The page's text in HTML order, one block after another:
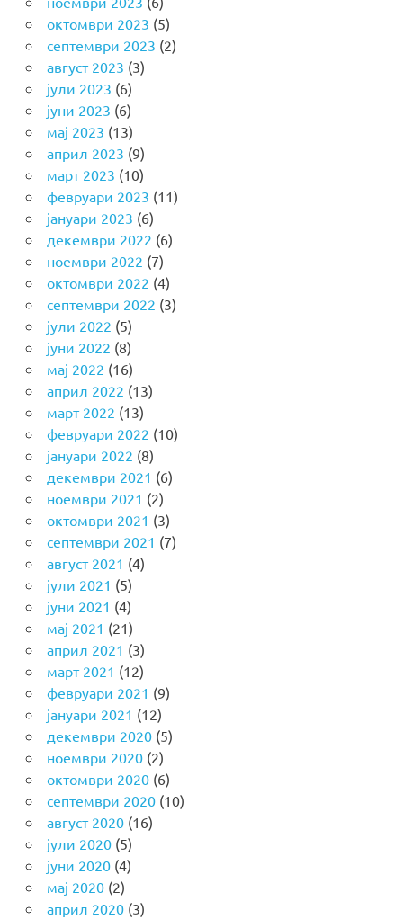
октомври 2023 (5)
септември 2023 (2)
август 2023 (3)
јули 2023 (6)
јуни 2023 (6)
мај 2023 (13)
април 2023 (9)
март 2023 (10)
февруари 2023 (11)
јануари 2023 (6)
декември 2022 (6)
ноември 2022 (7)
октомври 2022 (4)
септември 2022 (3)
јули 2022 (5)
јуни 2022 (8)
мај 2022 (16)
април 2022 (13)
март 2022 (13)
февруари 2022 (10)
јануари 2022 (8)
декември 2021 (6)
ноември 2021 (2)
октомври 2021 (3)
септември 2021 (7)
август 2021 (4)
јули 2021 (5)
јуни 2021 (4)
мај 2021 (21)
април 2021 (3)
март 2021 (12)
февруари 2021 (9)
јануари 2021 (12)
декември 2020(5)
ноември 2020(2)
октомври 2020(6)
септември 2020(10)
август 2020(16)
јули 2020(5)
јуни 2020(4)
мај 2020(2)
април 2020(3)